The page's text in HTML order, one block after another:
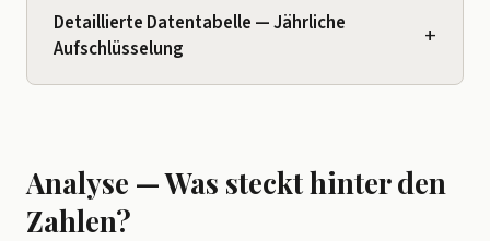
Detaillierte Datentabelle — Jährliche
Aufschlüsselung
+
Analyse — Was steckt hinter den
Zahlen?